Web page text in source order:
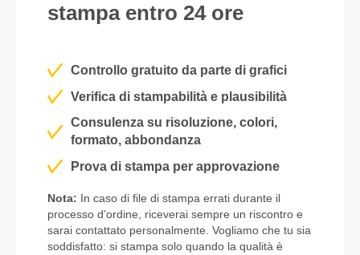
stampa entro 24 ore
Controllo gratuito da parte di grafici
Verifica di stampabilità e plausibilità
Consulenza su risoluzione, colori,
formato, abbondanza
Prova di stampa per approvazione
Nota: In caso di file di stampa errati durante il
processo d’ordine, riceverai sempre un riscontro e
sarai contattato personalmente. Vogliamo che tu sia
soddisfatto: si stampa solo quando la qualità è